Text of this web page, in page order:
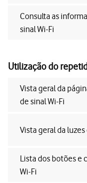
Consulta as
sinal Wi-Fi
Utilização do
Vista geral da
de sinal Wi-Fi
Vista geral da
Lista dos botões e
Wi-Fi